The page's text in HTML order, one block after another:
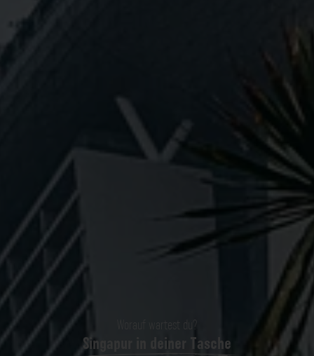
Worauf wartest du?
Singapur in deiner Tasche